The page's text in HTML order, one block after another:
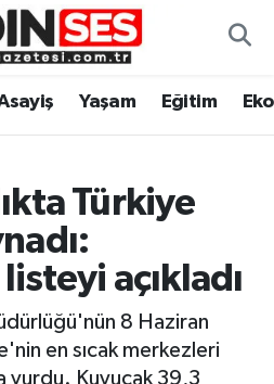
Yaşam Eğitim
Türkiye
açıkladı
8 Haziran
en sıcak merkezleri
vurdu. Kuyucak 39,3
Haritası
ve Fikstür